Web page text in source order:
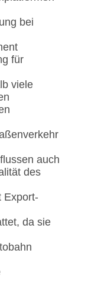
bei
für
viele
auch
des
Export-
da sie